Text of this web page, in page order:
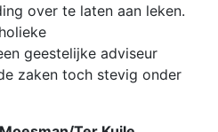
over te laten aan leken.
geestelijke adviseur
zaken toch stevig onder